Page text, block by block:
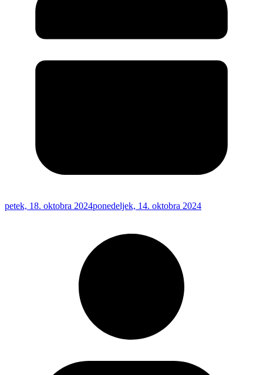
petek, 18. oktobra 2024ponedeljek, 14. oktobra 2024